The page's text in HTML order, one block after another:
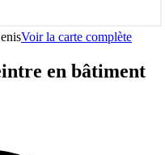
Voir la carte complète
en bâtiment